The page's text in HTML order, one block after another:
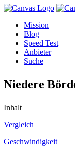
Mission
Blog
Speed Test
Anbieter
Suche
Niedere
Inhalt
Vergleich
Geschwindigkeit